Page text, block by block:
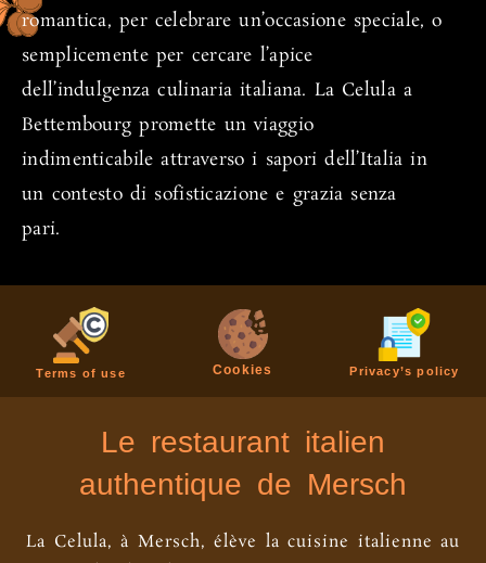
romantica, per celebrare un’occasione speciale, o
semplicemente per cercare l’apice
dell’indulgenza culinaria italiana. La Celula a
Bettembourg promette un viaggio
indimenticabile attraverso i sapori dell’Italia in
un contesto di sofisticazione e grazia senza
pari.
Terms of use Cookies Privacy’s policy
Le restaurant italien
authentique de Mersch
La Celula, à Mersch, élève la cuisine italienne au